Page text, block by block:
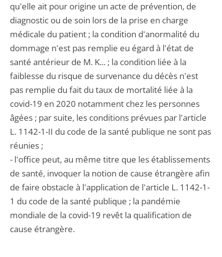
qu'elle ait pour origine un acte de prévention, de
diagnostic ou de soin lors de la prise en charge
médicale du patient ; la condition d'anormalité du
dommage n'est pas remplie eu égard à l'état de
santé antérieur de M. K... ; la condition liée à la
faiblesse du risque de survenance du décès n'est
pas remplie du fait du taux de mortalité liée à la
covid-19 en 2020 notamment chez les personnes
âgées ; par suite, les conditions prévues par l'article
L. 1142-1-II du code de la santé publique ne sont pas
réunies ;
- l'office peut, au même titre que les établissements
de santé, invoquer la notion de cause étrangère afin
de faire obstacle à l'application de l'article L. 1142-1-
1 du code de la santé publique ; la pandémie
mondiale de la covid-19 revêt la qualification de
cause étrangère.